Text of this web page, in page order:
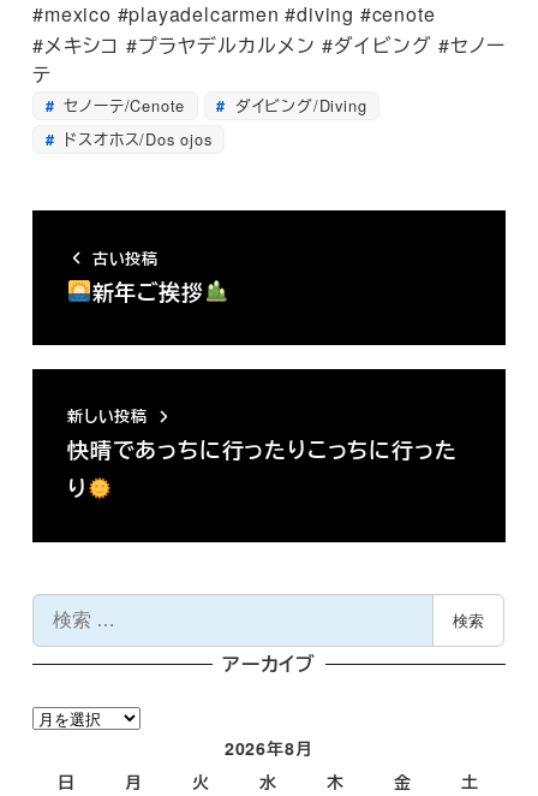
#mexico #playadelcarmen #diving #cenote
#メキシコ #プラヤデルカルメン #ダイビング #セノー
テ
セノーテ/Cenote
ダイビング/Diving
ドスオホス/Dos ojos
古い投稿
新年ご挨拶
新しい投稿
快晴であっちに行ったりこっちに行った
り
索
検索
アーカイブ
ア
2026年8月
日
月 火 水 木 金 土